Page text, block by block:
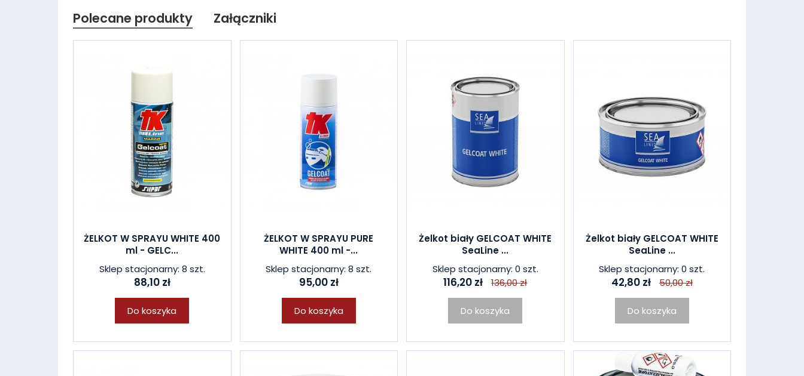
Polecane produkty Załączniki
ŻELKOT W SPRAYU WHITE 400
ml - GELC...
Sklep stacjonarny: 8 szt.
88,10 zł
Do koszyka
ŻELKOT W SPRAYU PURE
WHITE 400 ml -...
Sklep stacjonarny: 8 szt.
95,00 zł
Do koszyka
Żelkot biały GELCOAT WHITE
SeaLine ...
Sklep stacjonarny: 0 szt.
116,20 zł 136,00 zł
Do koszyka
Żelkot biały GELCOAT WHITE
SeaLine ...
Sklep stacjonarny: 0 szt.
42,80 zł 50,00 zł
Do koszyka